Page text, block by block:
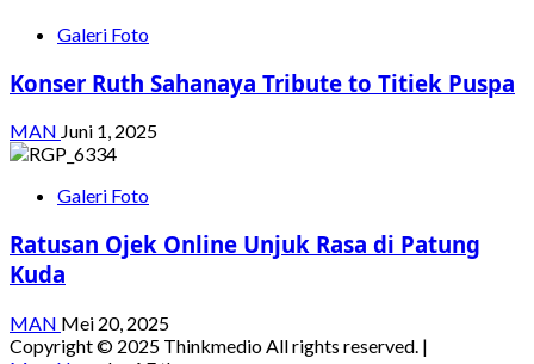
Galeri Foto
Konser Ruth Sahanaya Tribute to Titiek Puspa
MAN Juni 1, 2025
Galeri Foto
Ratusan Ojek Online Unjuk Rasa di Patung
Kuda
MAN Mei 20, 2025
Copyright © 2025 Thinkmedio All rights reserved. |